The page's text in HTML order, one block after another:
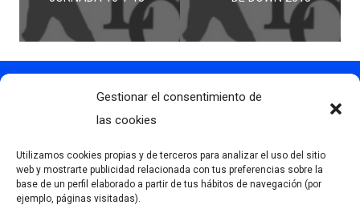
Gestionar el consentimiento de
las cookies
Utilizamos cookies propias y de terceros para analizar el uso del sitio
web y mostrarte publicidad relacionada con tus preferencias sobre la
base de un perfil elaborado a partir de tus hábitos de navegación (por
ejemplo, páginas visitadas).
Contacto
info@clubdegolflascaldas.com
681 163 108
La Premaña s/n, 33174, Oviedo, España